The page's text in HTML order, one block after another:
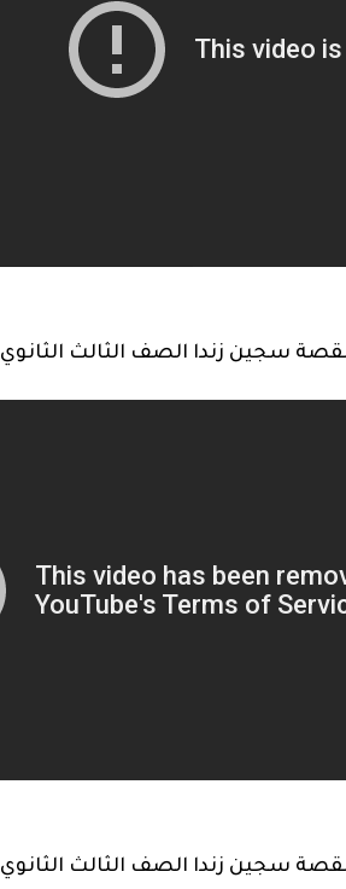
سجين زندا الصف الثالث الثانوي
سجين زندا الصف الثالث الثانوي